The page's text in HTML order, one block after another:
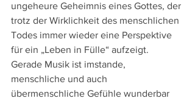
ungeheure Geheimnis eines Gottes, der
trotz der Wirklichkeit des menschlichen
Todes immer wieder eine Perspektive
für ein „Leben in Fülle“ aufzeigt.
Gerade Musik ist imstande,
menschliche und auch
übermenschliche Gefühle wunderbar